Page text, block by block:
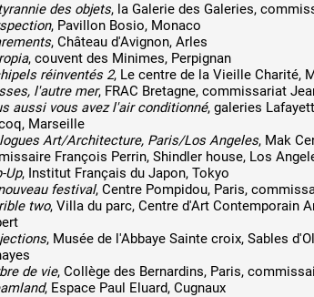
des objets, la Galerie des Galeries,
, Pavillon Bosio, Monaco
, Château d'Avignon, Arles
, couvent des Minimes, Perpignan
réinventés 2, Le centre de la Vieille Charité,
l'autre mer, FRAC Bretagne, commissariat
aussi vous avez l'air conditionné, galeries
Marseille
Art/Architecture, Paris/Los Angeles, Mak
François Perrin, Shindler house, Los
Up, Institut Français du Japon, Tokyo
festival, Centre Pompidou, Paris,
two, Villa du parc, Centre d'Art Contemporain
, Musée de l'Abbaye Sainte croix, Sables
de vie, Collège des Bernardins, Paris,
, Espace Paul Eluard, Cugnaux